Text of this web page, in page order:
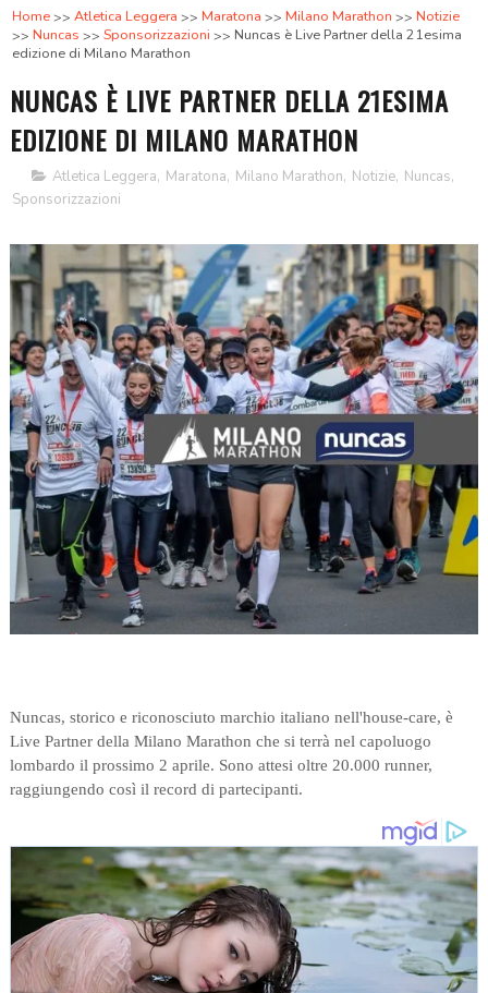
Home Atletica Leggera Maratona Milano Marathon
Notizie
Nuncas
Sponsorizzazioni
Nuncas è Live Partner della 21esima
edizione di Milano Marathon
NUNCAS È LIVE PARTNER DELLA 21ESIMA
EDIZIONE DI MILANO MARATHON
Atletica Leggera, Maratona, Milano Marathon, Notizie, Nuncas,
Sponsorizzazioni
Nuncas, storico e riconosciuto marchio italiano nell'house-care, è
Live Partner della Milano Marathon che si terrà nel capoluogo
lombardo il prossimo 2 aprile. Sono attesi oltre 20.000 runner,
raggiungendo così il record di partecipanti.